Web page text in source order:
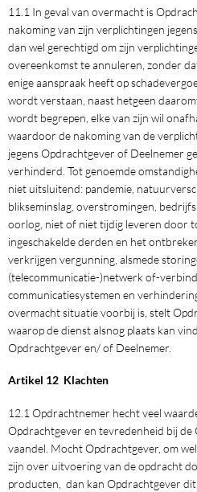
11.1 In geval van overmacht is
nakoming van zijn verplichtingen
dan wel gerechtigd om zijn
overeenkomst te annuleren, zonder
enige aanspraak heeft op
wordt verstaan, naast hetgeen
wordt begrepen, elke van zijn wil
waardoor de nakoming van de
jegens Opdrachtgever of Deelnemer
verhinderd. Tot genoemde
niet uitsluitend: pandemie,
blikseminslag, overstromingen,
oorlog, niet of niet tijdig leveren door
ingeschakelde derden en het
verkrijgen vergunning, alsmede
(telecommunicatie-)netwerk of-
communicatiesystemen en
overmacht situatie voorbij is, stelt
waarop de dienst alsnog plaats kan
Opdrachtgever en/ of Deelnemer.
Artikel 12 Klachten
12.1 Opdrachtnemer hecht veel
Opdrachtgever en tevredenheid bij
vaandel. Mocht Opdrachtgever, om
zijn over uitvoering van de opdracht
producten, dan kan Opdrachtgever